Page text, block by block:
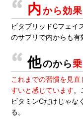
内 から効果
ビタブリッドCフェイ
のサプリで内からも有
他のから
これまでの習慣を見
すいと感じています。
ビタミンCだけじゃな
る。